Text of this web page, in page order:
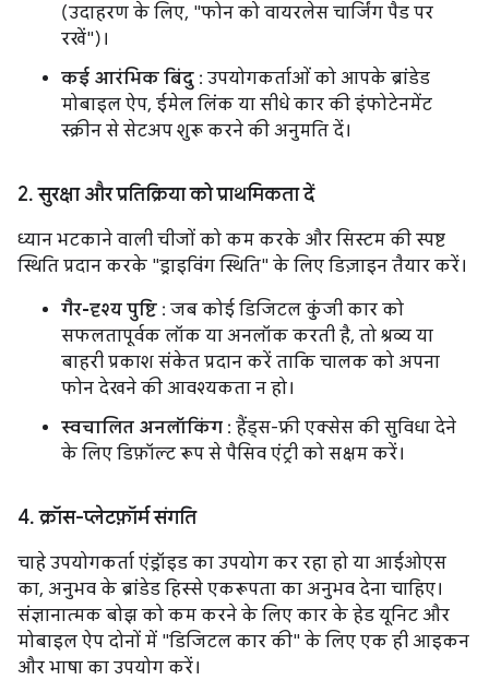
(उदाहरण के लिए, "फोन को वायरलेस चार्जिंग पैड पर
रखें")।
कई आरंभिक बिंदु : उपयोगकर्ताओं को आपके ब्रांडेड
मोबाइल ऐप, ईमेल लिंक या सीधे कार की इंफोटेनमेंट
स्क्रीन से सेटअप शुरू करने की अनुमति दें।
2.सुरक्षा और प्रतिक्रिया को प्राथमिकता दें
ध्यान भटकाने वाली चीजों को कम करके और सिस्टम की स्पष्ट
स्थिति प्रदान करके "ड्राइविंग स्थिति" के लिए डिज़ाइन तैयार करें।
गैर-दृश्य पुष्टि : जब कोई डिजिटल कुंजी कार को
सफलतापूर्वक लॉक या अनलॉक करती है, तो श्रव्य या
बाहरी प्रकाश संकेत प्रदान करें ताकि चालक को अपना
फोन देखने की आवश्यकता न हो।
स्वचालित अनलॉकिंग : हैंड्स-फ्री एक्सेस की सुविधा देने
के लिए डिफ़ॉल्ट रूप से पैसिव एंट्री को सक्षम करें।
4.क्रॉस-प्लेटफ़ॉर्म संगति
चाहे उपयोगकर्ता एंड्रॉइड का उपयोग कर रहा हो या आईओएस
का, अनुभव के ब्रांडेड हिस्से एकरूपता का अनुभव देना चाहिए।
संज्ञानात्मक बोझ को कम करने के लिए कार के हेड यूनिट और
मोबाइल ऐप दोनों में "डिजिटल कार की" के लिए एक ही आइकन
और भाषा का उपयोग करें।